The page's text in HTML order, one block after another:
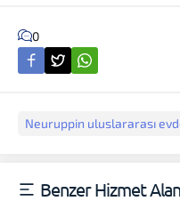
0
Neuruppin uluslararası
Benzer Hizmet